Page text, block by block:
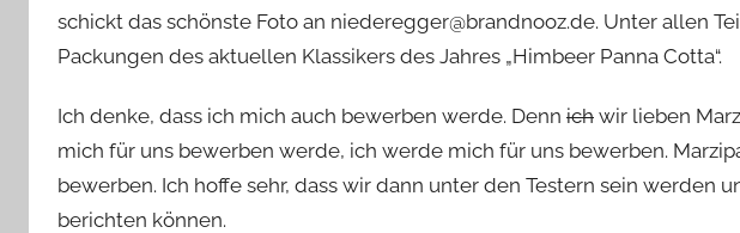
schickt das schönste Foto an niederegger@brandnooz.de. Unter allen
Packungen des aktuellen Klassikers des Jahres „Himbeer Panna Cotta“.
Ich denke, dass ich mich auch bewerben werde. Denn ich wir lieben
mich für uns bewerben werde, ich werde mich für uns bewerben.
bewerben. Ich hoffe sehr, dass wir dann unter den Testern sein werden
berichten können.